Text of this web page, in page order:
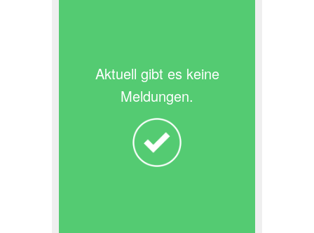
Aktuell gibt es keine
Meldungen.